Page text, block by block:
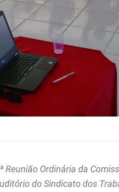
Reunião Ordinária da
do Sindicato dos